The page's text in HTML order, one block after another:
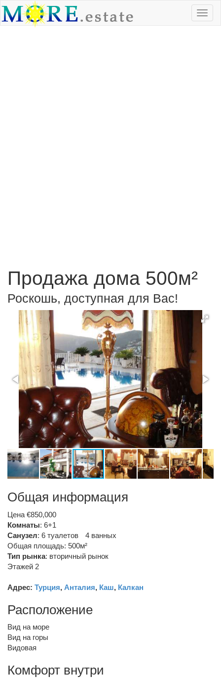
Продажа дома 500м²
Роскошь, доступная для Вас!
Общая информация
Цена €850,000
Комнаты: 6+1
Санузел: 6 туалетов
4 ванных
Общая площадь: 500м²
Тип рынка: вторичный рынок
Этажей 2
Адрес: Турция, Анталия, Каш, Калкан
Расположение
Вид на море
Вид на горы
Видовая
Комфорт внутри